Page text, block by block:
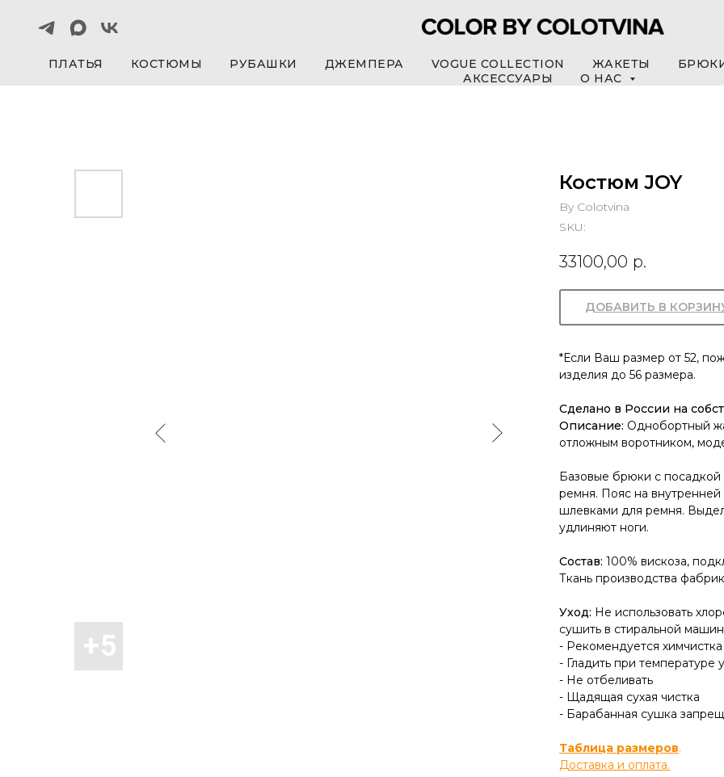
ПЛАТЬЯ КОСТЮМЫ РУБАШКИ ДЖЕМПЕРА VOGUE COLLECTION ЖАКЕТЫ
АКСЕССУАРЫ
О НАС
Костюм JOY
By Colotvina
SKU:
33100,00 р.
ДОБАВИТЬ В
*Если Ваш размер от 52,
изделия до 56 размера.
Сделано в России на
Описание: Однобортный
отложным воротником,
Базовые брюки с посадкой
ремня. Пояс на
шлевками для ремня.
удлиняют ноги.
Состав: 100% вискоза,
Ткань производства
Уход: Не использовать
сушить в стиральной
- Рекомендуется химчистка
- Гладить при температуре
- Не отбеливать
- Щадящая сухая чистка
- Барабанная сушка
Таблица размеров.
Доставка и оплата.